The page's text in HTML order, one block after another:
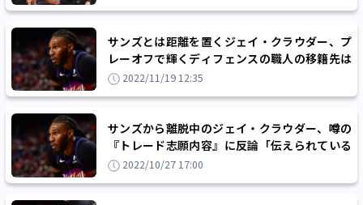
サンズとは距離を置くジェイ・クラウダー、プ
レーオフで輝くディフェンスの職人の移籍先は
どこに？
2022/11/19 12:35
サンズから離脱中のジェイ・クラウダー、噂の
『トレード志願内容』に反論「伝えられている
ものは間違いなく真実ではない」
2022/10/27 17:00